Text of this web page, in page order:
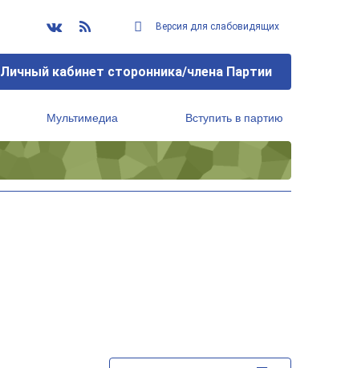
Версия для слабовидящих
Личный кабинет сторонника/члена Партии
Мультимедиа Вступить в партию